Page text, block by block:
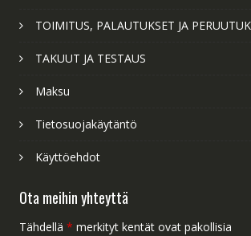
TOIMITUS, PALAUTUKSET JA
TAKUUT JA TESTAUS
Maksu
Tietosuojakäytäntö
Käyttöehdot
Ota meihin yhteyttä
Tähdellä * merkityt kentät ovat pakollisia